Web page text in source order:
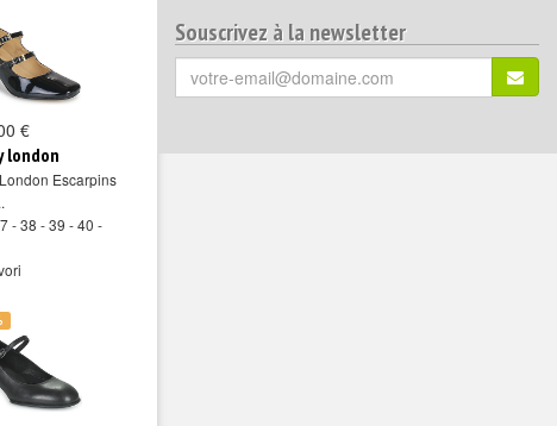
€
london
Escarpins
- 38 - 39 - 40 -
Souscrivez à la newsletter
Votre
email